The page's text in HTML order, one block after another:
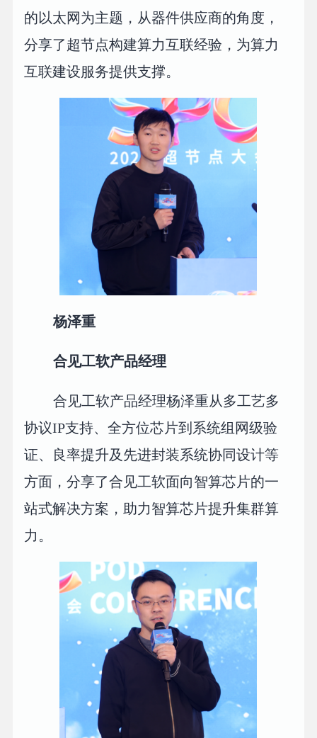
的以太网为主题，从器件供应商的角度，
分享了超节点构建算力互联经验，为算力
互联建设服务提供支撑。
杨泽重
合见工软产品经理
合见工软产品经理杨泽重从多工艺多
协议IP支持、全方位芯片到系统组网级验
证、良率提升及先进封装系统协同设计等
方面，分享了合见工软面向智算芯片的一
站式解决方案，助力智算芯片提升集群算
力。